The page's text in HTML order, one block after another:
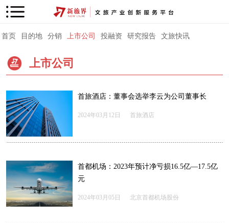
首页 目的地 分销 上市公司 投融资 研究报告 文旅快讯
上市公司
首旅酒店：董事会选举李云为公司董事长
2024年03月12日 首旅酒店
首都机场：2023年预计净亏损16.5亿—17.5亿
元
2024年03月05日 北京首都机场股份